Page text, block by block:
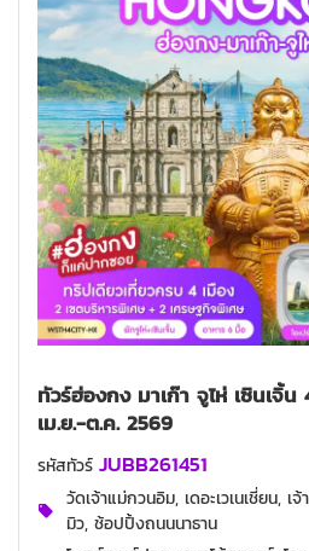
ทัวร์ฮ่องกง มาเก๊า จูไห่ เซินเจิ้
เม.ย.-ต.ค. 2569
รหัสทัวร์ JUBB261451
วัดเจ้าแม่กวนอิม, เดอะเวเนเชี่ยน,
มิว, ช้อปปิ้งถนนนาธาน